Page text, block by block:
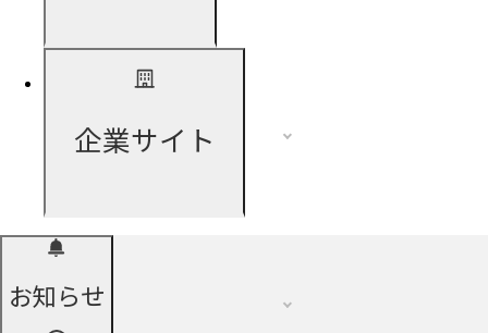
企業サイト
お知らせ